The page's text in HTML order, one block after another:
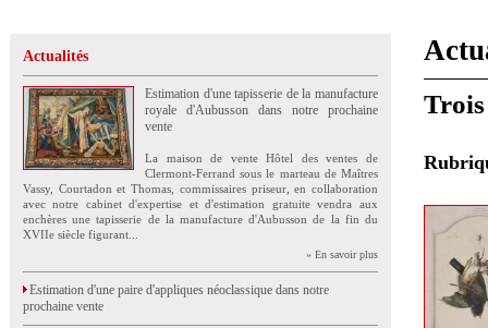
Actualités
Estimation d'une tapisserie de la manufacture
royale d'Aubusson dans notre prochaine
vente
La maison de vente Hôtel des ventes de
Clermont-Ferrand sous le marteau de Maîtres
Vassy, Courtadon et Thomas, commissaires priseur, en collaboration
avec notre cabinet d'expertise et d'estimation gratuite vendra aux
enchères une tapisserie de la manufacture d'Aubusson de la fin du
XVIIe siècle figurant...
» En savoir plus
Estimation d'une paire d'appliques néoclassique dans notre
prochaine vente
Trois